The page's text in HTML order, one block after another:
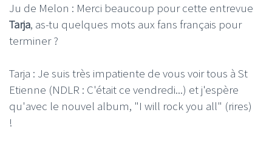
Ju de Melon : Merci beaucoup pour cette entrevue
Tarja, as-tu quelques mots aux fans français pour
terminer ?
Tarja : Je suis très impatiente de vous voir tous à St
Etienne (NDLR : C'était ce vendredi...) et j'espère
qu'avec le nouvel album, "I will rock you all" (rires)
!